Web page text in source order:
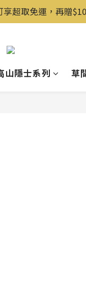
超取免運，再贈
山隱士系列 草